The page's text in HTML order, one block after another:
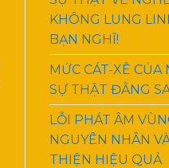
KHÔNG LUNG
BẠN NGHĨ!
MỨC CÁT-XÊ CỦA
SỰ THẬT ĐẰNG
LỖI PHÁT ÂM
NGUYÊN NHÂN
THIỆN HIỆU QUẢ